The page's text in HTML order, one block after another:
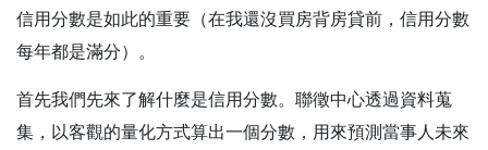
信用分數是如此的重要（在我還沒買房背房貸前，信用分數
每年都是滿分）。
首先我們先來了解什麼是信用分數。聯徵中心透過資料蒐
集，以客觀的量化方式算出一個分數，用來預測當事人未來